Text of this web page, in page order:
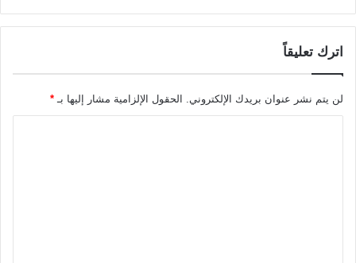
اترك تعليقاً
لن يتم نشر عنوان بريدك الإلكتروني. الحقول الإلزامية مشار إليها بـ *